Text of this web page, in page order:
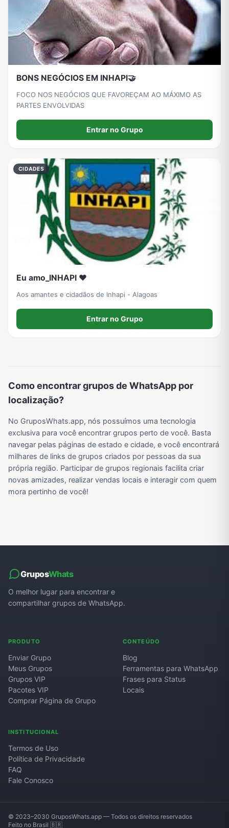
Música Namoro Notícias Outros
Política Profissões Receitas Redes Sociais
Religião Tecnologia
Grupo de Vendas WhatsApp Grupo de Figurinhas WhatsApp Grupos de WhatsApp Free Fire
Grupo WhatsApp Corinthians Grupo WhatsApp Palmeiras
Grupos de WhatsApp do Flamengo Links
Compra e Venda
Grupos de WhatsApp do BBB 22
Grupos de Lula no Whatsapp Divulgação Shitpost Grupos de WhatsApp de Kpop
Grupos de WhatsApp de Roblox
Grupos de WhatsApp de Caminhoneiros
BONS NEGÓCIOS EM INHAPI🤝
FOCO NOS NEGÓCIOS QUE FAVOREÇAM AO MÁXIMO AS
PARTES ENVOLVIDAS
Entrar no Grupo
CIDADES
Eu amo_INHAPI ❤️
Aos amantes e cidadãos de Inhapi - Alagoas
Entrar no Grupo
Como encontrar grupos de WhatsApp por
localização?
No GruposWhats.app, nós possuímos uma tecnologia
exclusiva para você encontrar grupos perto de você. Basta
navegar pelas páginas de estado e cidade, e você encontrará
milhares de links de grupos criados por pessoas da sua
própria região. Participar de grupos regionais facilita criar
novas amizades, realizar vendas locais e interagir com quem
mora pertinho de você!
GruposWhats
O melhor lugar para encontrar e
compartilhar grupos de WhatsApp.
PRODUTO
Enviar Grupo
Meus Grupos
Grupos VIP
Pacotes VIP
Comprar Página de Grupo
CONTEÚDO
Blog
Ferramentas para WhatsApp
Frases para Status
Locais
INSTITUCIONAL
Termos de Uso
Política de Privacidade
FAQ
Fale Conosco
© 2023–2030 GruposWhats.app — Todos os direitos reservados
Feito no Brasil 🇧🇷